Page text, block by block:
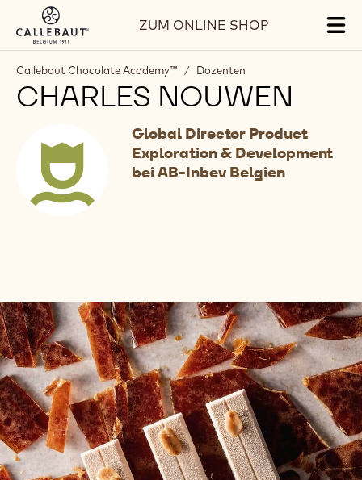
Skip to main contentZUM ONLINE SHOP
Callebaut Chocolate Academy™ / Dozenten
CHARLES NOUWEN
Global Director Product
Exploration & Development
bei AB-Inbev Belgien